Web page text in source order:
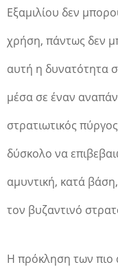
Εξαμιλίου δεν
χρήση, πάντως δεν
αυτή η δυνατότητα
μέσα σε έναν
στρατιωτικός
δύσκολο να
αμυντική, κατά
τον βυζαντινό
Η πρόκληση των πιο